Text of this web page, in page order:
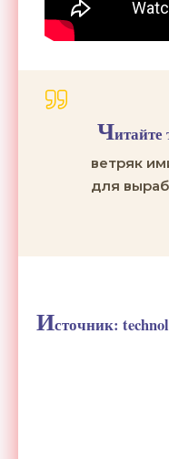
Читайте
ветряк
для
Источник: